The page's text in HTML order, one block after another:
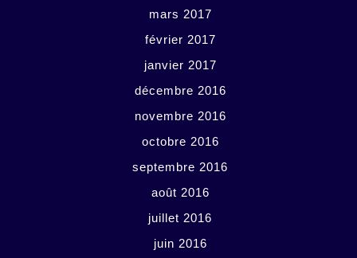
mars 2017
février 2017
janvier 2017
décembre 2016
novembre 2016
octobre 2016
septembre 2016
août 2016
juillet 2016
juin 2016